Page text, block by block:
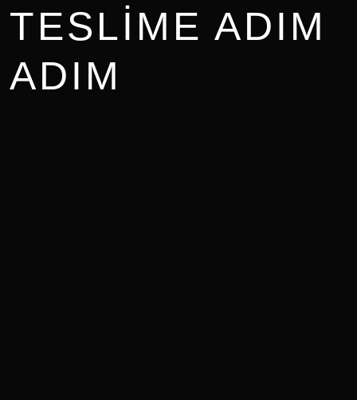
TESLIME ADIM
ADIM